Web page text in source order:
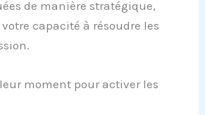
de manière stratégique,
capacité à résoudre les
moment pour activer les